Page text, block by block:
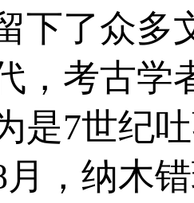
下了众多
，考古学
是7世纪
，纳木